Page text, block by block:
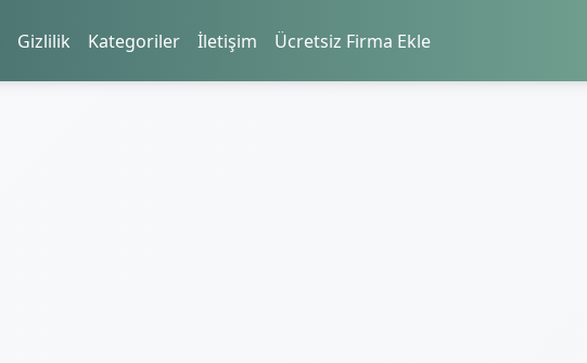
Gizlilik Kategoriler İletişim Ücretsiz Firma Ekle